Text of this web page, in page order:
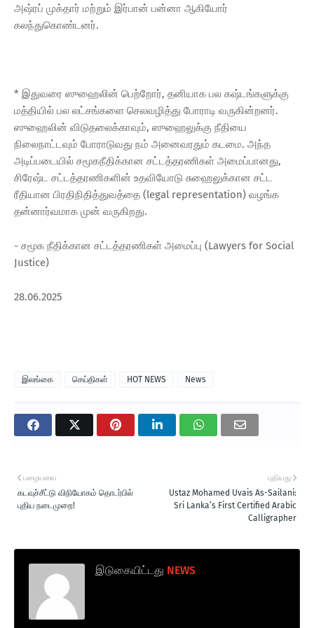
அஷ்ரப் முக்தார் மற்றும் இர்பான் பன்னா ஆகியோர்
கலந்துகொண்டனர்.
* இதுவரை ஸுஹைலின் பெற்றோர், தனியாக பல கஷ்டங்களுக்கு
மத்தியில் பல லட்சங்களை செலவழித்து போராடி வருகின்றனர்.
ஸுஹைலின் விடுதலைக்காவும், ஸுஹைலுக்கு நீதியை
நிலைநாட்டவும் போராடுவது நம் அனைவரதும் கடமை. அந்த
அடிப்படையில் சமூகநீதிக்கான சட்டத்தரணிகள் அமைப்பானது,
சிரேஷ்ட சட்டத்தரணிகளின் உதவியோடு சுஹைலுக்கான சட்ட
ரீதியான பிரதிநிதித்துவத்தை (legal representation) வழங்க
தன்னார்வமாக முன் வருகிறது.
- சமூக நீதிக்கான சட்டத்தரணிகள் அமைப்பு (Lawyers for Social
Justice)
28.06.2025
இலங்கை செய்திகள் HOT NEWS News
புதியது
Ustaz Mohamed Uvais As-Sailani:
Sri Lanka’s First Certified Arabic
Calligrapher
பழையவை
கடவுச்சீட்டு விநியோகம் தொடர்பில்
புதிய நடைமுறை!
இடுகையிட்டது NEWS